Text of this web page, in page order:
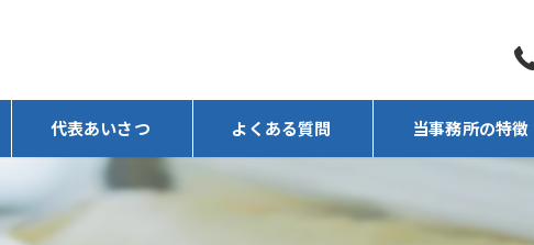
代表あいさつ よくある質問 当事務所の特徴
任意売却